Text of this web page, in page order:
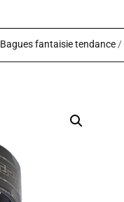
Bagues fantaisie tendance/